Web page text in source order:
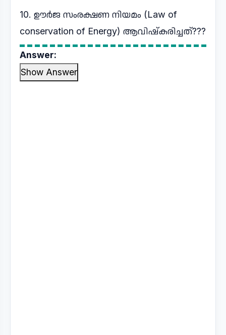
10. ഊർജ സംരക്ഷണ നിയമം (Law of
conservation of Energy) ആവിഷ്കരിച്ചത്???
Answer:
Show Answer